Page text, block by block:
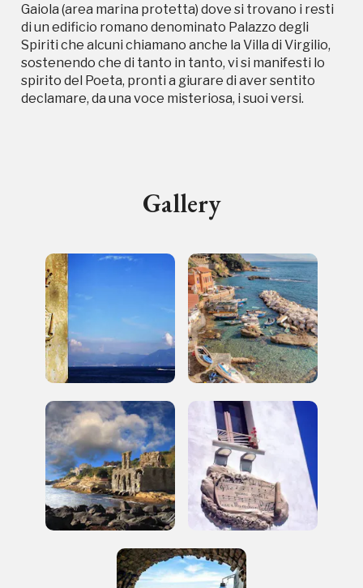
Gaiola (area marina protetta) dove si trovano i resti
di un edificio romano denominato Palazzo degli
Spiriti che alcuni chiamano anche la Villa di Virgilio,
sostenendo che di tanto in tanto, vi si manifesti lo
spirito del Poeta, pronti a giurare di aver sentito
declamare, da una voce misteriosa, i suoi versi.
Gallery
Campagne in corso in questo
luogo
I Luoghi del Cuore
Storico campagne in questo
luogo
I Luoghi del Cuore
2014, 2016, 2018, 2020, 2022
Registrati alla newsletter
Accedi alle informazioni per te più interessanti,